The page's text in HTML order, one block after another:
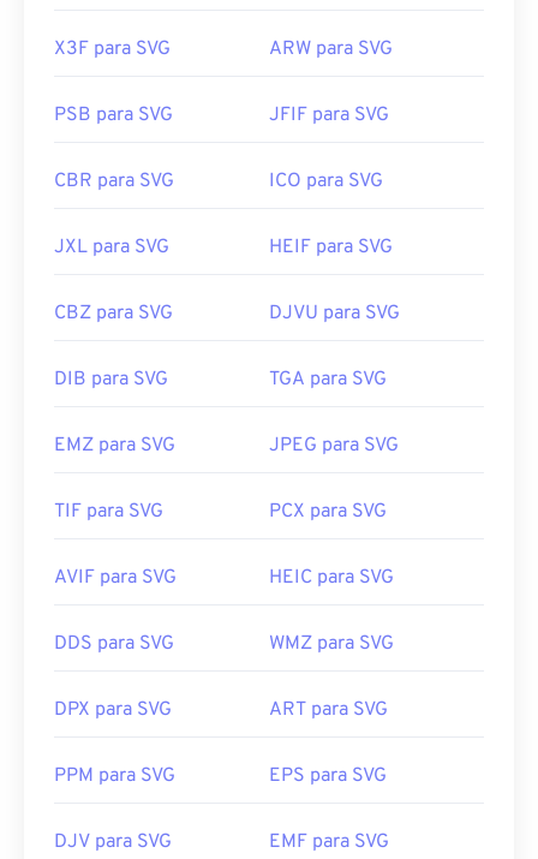
X3F para SVG ARW para SVG
PSB para SVG JFIF para SVG
CBR para SVG ICO para SVG
JXL para SVG HEIF para SVG
CBZ para SVG DJVU para SVG
DIB para SVG TGA para SVG
EMZ para SVG JPEG para SVG
TIF para SVG PCX para SVG
AVIF para SVG HEIC para SVG
DDS para SVG WMZ para SVG
DPX para SVG ART para SVG
PPM para SVG EPS para SVG
DJV para SVG EMF para SVG